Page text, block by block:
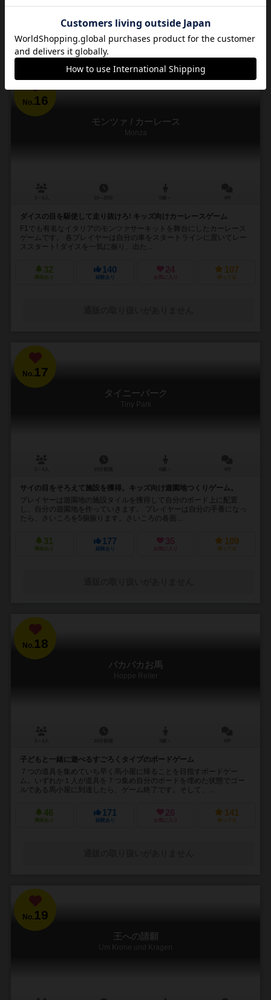
興味あり 経験あり お気に入り 持ってる
通販の取り扱いがありません
No. 16
モンツァ / カーレース
Monza
ダイスの目を駆使して走り抜けろ! キッズ向けカーレースゲーム
F1でも有名なイタリアのモンツァサーキットを舞台にしたカーレース
ゲームです。 各プレイヤーは自分の車をスタートラインに置いてレー
ススタート! ダイスを一気に振り、出た...
32
興味あり
140
経験あり
24
お気に入り
107
持ってる
No.17
タイニーパーク
Tiny Park
サイの目をそろえて施設を獲得。キッズ向け遊園地つくりゲーム。
プレイヤーは遊園地の施設タイルを獲得して自分のボード上に配置
し、自分の遊園地を作っていきます。 プレイヤーは自分の手番になっ
たら、さいころを5個振ります。さいころの各面...
31
興味あり
177
経験あり
35
お気に入り
109
持ってる
No.18
パカパカお馬
Hoppe Reiter
子どもと一緒に遊べるすごろくタイプのボードゲーム
７つの道具を集めていち早く馬小屋に帰ることを目指すボードゲー
ム。いずれか１人が道具を７つ集め自分のボードを埋めた状態でゴー
ルである馬小屋に到達したら、ゲーム終了です。そして、...
46
興味あり
171
経験あり
26
お気に入り
141
持ってる
No.19
王への請願
Um Krone und Kragen